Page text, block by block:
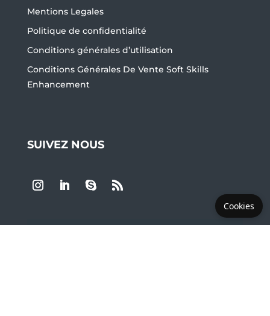
Mentions Legales
Politique de confidentialité
Conditions générales d’utilisation
Conditions Générales De Vente Soft Skills
Enhancement
SUIVEZ NOUS
Cookies